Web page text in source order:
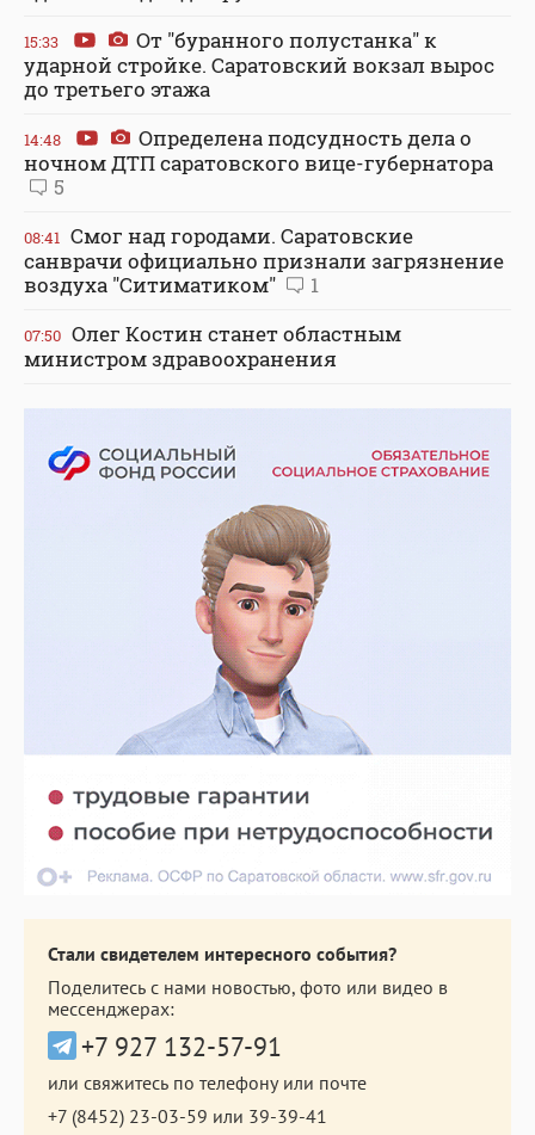
15:33
От "буранного полустанка" к
ударной стройке. Саратовский вокзал вырос
до третьего этажа
14:48
Определена подсудность дела о
ночном ДТП саратовского вице-губернатора
5
08:41 Смог над городами. Саратовские
санврачи официально признали загрязнение
воздуха "Ситиматиком"
1
07:50 Олег Костин станет областным
министром здравоохранения
Стали свидетелем интересного события?
Поделитесь с нами новостью, фото или видео в
мессенджерах:
+7 927 132-57-91
или свяжитесь по телефону или почте
+7 (8452) 23-03-59 или 39-39-41